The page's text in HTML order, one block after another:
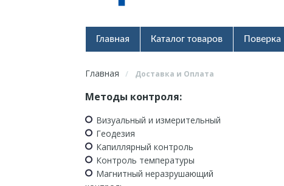
Главная Каталог товаров Поверка
Главная / Доставка и Оплата
Методы контроля:
Визуальный и измерительный
Геодезия
Капиллярный контроль
Контроль температуры
Магнитный неразрушающий